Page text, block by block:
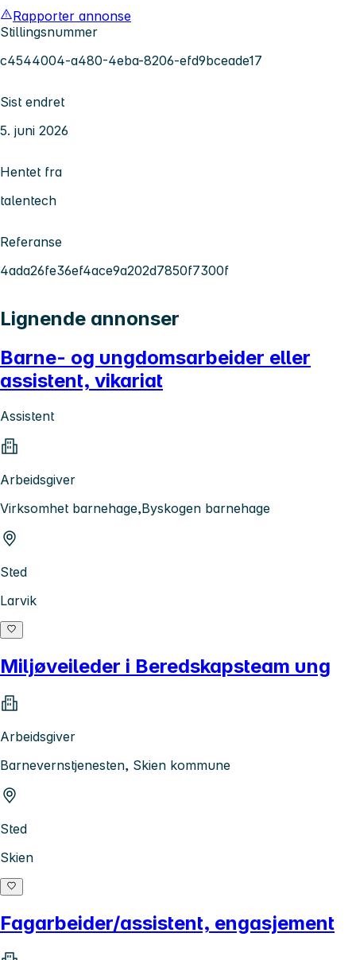
Rapporter annonse
Stillingsnummer
c4544004-a480-4eba-8206-efd9bceade17
Sist endret
5. juni 2026
Hentet fra
talentech
Referanse
4ada26fe36ef4ace9a202d7850f7300f
Lignende annonser
Barne- og ungdomsarbeider eller
assistent, vikariat
Assistent
Arbeidsgiver
Virksomhet barnehage,Byskogen barnehage
Sted
Larvik
Miljøveileder i Beredskapsteam ung
Arbeidsgiver
Barnevernstjenesten, Skien kommune
Sted
Skien
Fagarbeider/assistent, engasjement